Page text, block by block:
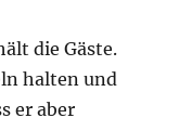
die Gäste.
halten und
er aber